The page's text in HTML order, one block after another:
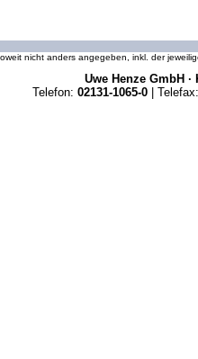
nicht anders angegeben, inkl. der
Uwe Henze GmbH ·
Telefon: 02131-1065-0 | Telefax: